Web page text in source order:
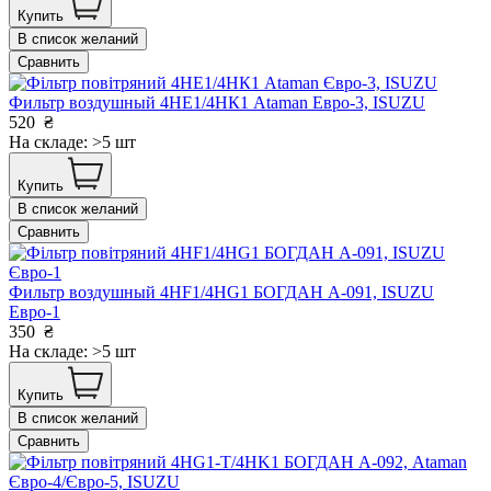
Купить
В список желаний
Сравнить
Фильтр воздушный 4HE1/4НК1 Ataman Евро-3, ISUZU
520 ₴
На складе: >5 шт
Купить
В список желаний
Сравнить
Фильтр воздушный 4HF1/4HG1 БОГДАН А-091, ISUZU
Евро-1
350 ₴
На складе: >5 шт
Купить
В список желаний
Сравнить